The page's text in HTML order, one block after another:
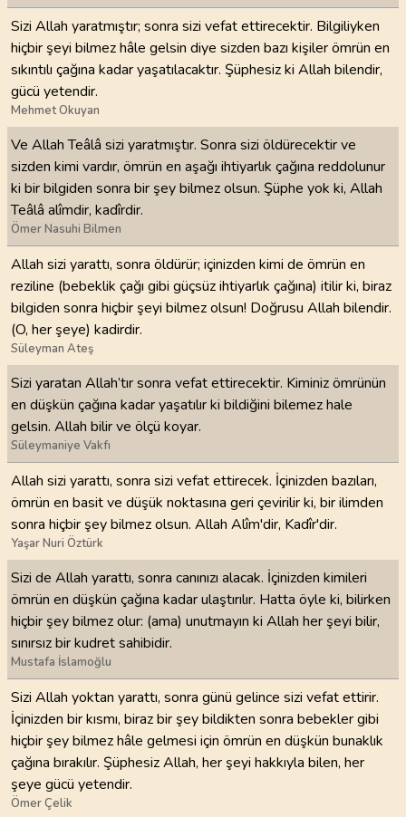
Sizi Allah yaratmıştır; sonra sizi vefat ettirecektir. Bilgiliyken
hiçbir şeyi bilmez hâle gelsin diye sizden bazı kişiler ömrün en
sıkıntılı çağına kadar yaşatılacaktır. Şüphesiz ki Allah bilendir,
gücü yetendir.
Mehmet Okuyan
Ve Allah Teâlâ sizi yaratmıştır. Sonra sizi öldürecektir ve
sizden kimi vardır, ömrün en aşağı ihtiyarlık çağına reddolunur
ki bir bilgiden sonra bir şey bilmez olsun. Şüphe yok ki, Allah
Teâlâ alîmdir, kadîrdir.
Ömer Nasuhi Bilmen
Allah sizi yarattı, sonra öldürür; içinizden kimi de ömrün en
reziline (bebeklik çağı gibi güçsüz ihtiyarlık çağına) itilir ki, biraz
bilgiden sonra hiçbir şeyi bilmez olsun! Doğrusu Allah bilendir.
(O, her şeye) kadirdir.
Süleyman Ateş
Sizi yaratan Allah’tır sonra vefat ettirecektir. Kiminiz ömrünün
en düşkün çağına kadar yaşatılır ki bildiğini bilemez hale
gelsin. Allah bilir ve ölçü koyar.
Süleymaniye Vakfı
Allah sizi yarattı, sonra sizi vefat ettirecek. İçinizden bazıları,
ömrün en basit ve düşük noktasına geri çevirilir ki, bir ilimden
sonra hiçbir şey bilmez olsun. Allah Alîm'dir, Kadîr'dir.
Yaşar Nuri Öztürk
Sizi de Allah yarattı, sonra canınızı alacak. İçinizden kimileri
ömrün en düşkün çağına kadar ulaştırılır. Hatta öyle ki, bilirken
hiçbir şey bilmez olur: (ama) unutmayın ki Allah her şeyi bilir,
sınırsız bir kudret sahibidir.
Mustafa İslamoğlu
Sizi Allah yoktan yarattı, sonra günü gelince sizi vefat ettirir.
İçinizden bir kısmı, biraz bir şey bildikten sonra bebekler gibi
hiçbir şey bilmez hâle gelmesi için ömrün en düşkün bunaklık
çağına bırakılır. Şüphesiz Allah, her şeyi hakkıyla bilen, her
şeye gücü yetendir.
Ömer Çelik